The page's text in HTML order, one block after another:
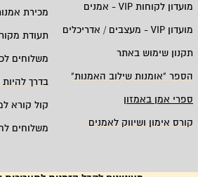
מועדון לקוחותVIP - אמנים מכירת
מועדון
מעצבים / אדריכלים תעודת
תקנון שימוש באתר
משלוחים
הספר "אומנות שילוב האמנות" בדרך
ספרי אמן באמזון
קול קורא
קורס אימון ושיווק לאמנים
משלוחים